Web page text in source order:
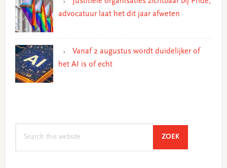
advocatuur laat het dit jaar afweten
Vanaf 2 augustus wordt duidelijker of
het AI is of echt
ZOEKSEARCH